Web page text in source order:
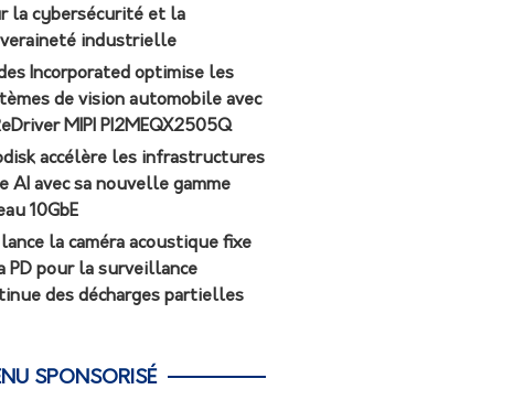
la cybersécurité et la
industrielle
Incorporated optimise les
de vision automobile avec
MIPI PI2MEQX2505Q
accélère les infrastructures
AI avec sa nouvelle gamme
10GbE
la caméra acoustique fixe
PD pour la surveillance
des décharges partielles
SPONSORISÉ